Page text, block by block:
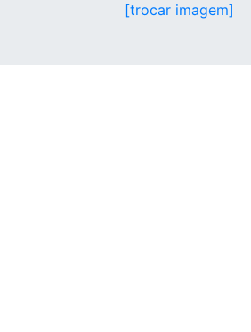
[trocar imagem]